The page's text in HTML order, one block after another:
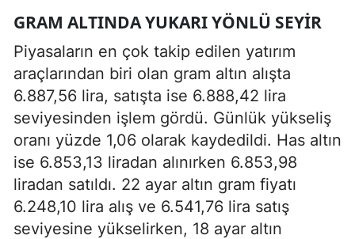
GRAM ALTINDA YUKARI YÖNLÜ SEYIR
Piyasaların en çok takip edilen yatırım
araçlarından biri olan gram altın alışta
6.887,56 lira, satışta ise 6.888,42 lira
seviyesinden işlem gördü. Günlük yükseliş
oranı yüzde 1,06 olarak kaydedildi. Has altın
ise 6.853,13 liradan alınırken 6.853,98
liradan satıldı. 22 ayar altın gram fiyatı
6.248,10 lira alış ve 6.541,76 lira satış
seviyesine yükselirken, 18 ayar altın